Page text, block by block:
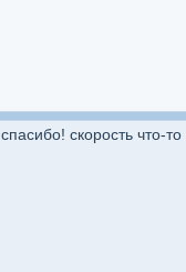
спасибо! скорость что-